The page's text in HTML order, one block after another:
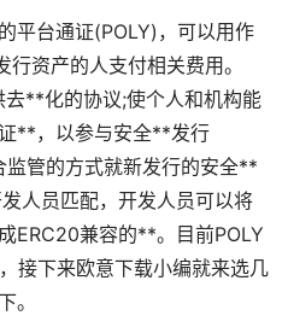
平台通证(POLY)，可以用作
行资产的人支付相关费用。
**化的协议;使个人和机构能
**，以参与安全**发行
管的方式就新发行的安全**
人员匹配，开发人员可以将
ERC20兼容的**。目前POLY
接下来欧意下载小编就来选几
。